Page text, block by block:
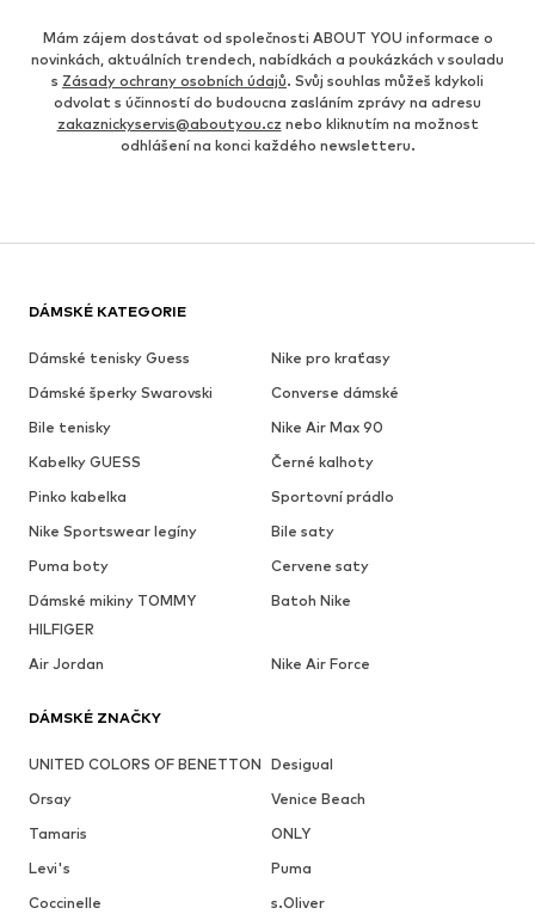
Mám zájem dostávat od společnosti ABOUT YOU informace o
novinkách, aktuálních trendech, nabídkách a poukázkách v souladu
s Zásady ochrany osobních údajů. Svůj souhlas můžeš kdykoli
odvolat s účinností do budoucna zasláním zprávy na adresu
zakaznickyservis@aboutyou.cz nebo kliknutím na možnost
odhlášení na konci každého newsletteru.
DÁMSKÉ KATEGORIE
Dámské tenisky Guess
Nike pro kraťasy
Dámské šperky Swarovski
Converse dámské
Bile tenisky
Nike Air Max 90
Kabelky GUESS
Černé kalhoty
Pinko kabelka
Sportovní prádlo
Nike Sportswear legíny
Bile saty
Puma boty
Cervene saty
Dámské mikiny TOMMY
HILFIGER
Batoh Nike
Air Jordan Nike Air Force
DÁMSKÉ ZNAČKY
UNITED COLORS OF BENETTON Desigual
Orsay
Venice Beach
Tamaris
ONLY
Levi's
Puma
Coccinelle
s.Oliver